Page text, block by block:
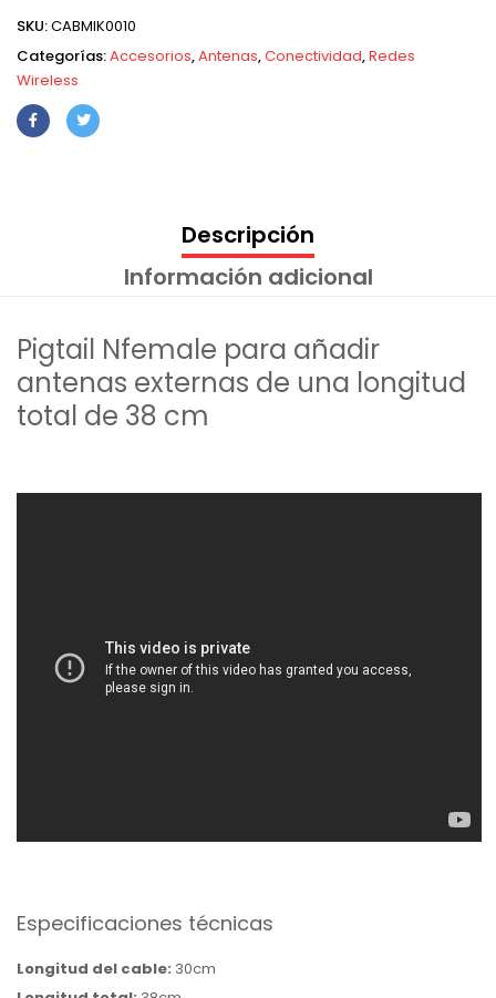
SKU:CABMIK0010
Categorías:Accesorios,Antenas,Conectividad,Redes
Wireless
Descripción
Información adicional
Pigtail Nfemale para añadir
antenas externas de una longitud
total de 38 cm
Especificaciones técnicas
Longitud del cable: 30cm